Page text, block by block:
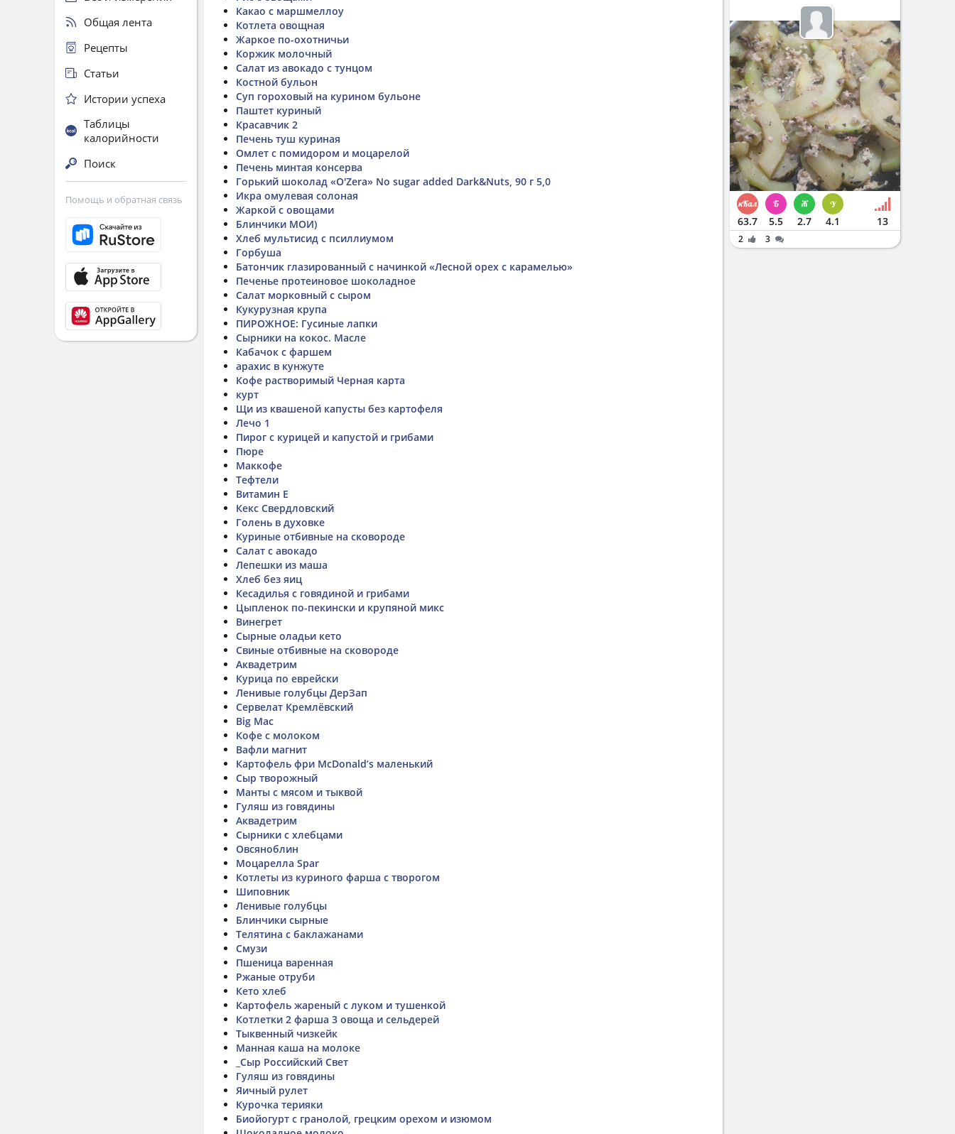
Какао с маршмеллоу
Котлета овощная
Жаркое по-охотничьи
Коржик молочный
Салат из авокадо с тунцом
Костной бульон
Суп гороховый на курином бульоне
Паштет куриный
Красавчик 2
Печень туш куриная
Омлет с помидором и моцарелой
Печень минтая консерва
Горький шоколад «O'Zera» No sugar added Dark&Nuts, 90 г 5,0
Икра омулевая солоная
Жаркой с овощами
Блинчики МОИ)
Хлеб мультисид с псиллиумом
Горбуша
Батончик глазированный с начинкой «Лесной орех с карамелью»
Печенье протеиновое шоколадное
Салат морковный с сыром
Кукурузная крупа
ПИРОЖНОЕ: Гусиные лапки
Сырники на кокос. Масле
Кабачок с фаршем
арахис в кунжуте
Кофе растворимый Черная карта
курт
Щи из квашеной капусты без картофеля
Лечо 1
Пирог с курицей и капустой и грибами
Пюре
Маккофе
Тефтели
Витамин Е
Кекс Свердловский
Голень в духовке
Куриные отбивные на сковороде
Салат с авокадо
Лепешки из маша
Хлеб без яиц
Кесадилья с говядиной и грибами
Цыпленок по-пекински и крупяной микс
Винегрет
Сырные оладьи кето
Свиные отбивные на сковороде
Аквадетрим
Курица по еврейски
Ленивые голубцы ДерЗап
Сервелат Кремлёвский
Big Mac
Кофе с молоком
Вафли магнит
Картофель фри McDonald’s маленький
Сыр творожный
Манты с мясом и тыквой
Гуляш из говядины
Аквадетрим
Сырники с хлебцами
Овсяноблин
Моцарелла Spar
Котлеты из куриного фарша с творогом
Шиповник
Ленивые голубцы
Блинчики сырные
Телятина с баклажанами
Смузи
Пшеница варенная
Ржаные отруби
Кето хлеб
Картофель жареный с луком и тушенкой
Котлетки 2 фарша 3 овоща и сельдерей
Тыквенный чизкейк
Манная каша на молоке
_Сыр Российский Свет
Гуляш из говядины
Яичный рулет
Курочка терияки
Биойогурт с гранолой, грецким орехом и изюмом
Общая лента
Рецепты
Статьи
Истории успеха
Таблицы
калорийности
Поиск
Помощь и обратная связь
63.7 5.5 2.7 4.1 13
2 3